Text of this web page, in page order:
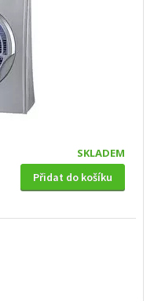
SKLADEM
Přidat do košíku